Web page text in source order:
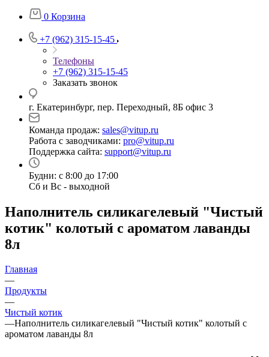
0 Корзина
+7 (962) 315-15-45
Телефоны
+7 (962) 315-15-45
Заказать звонок
г. Екатеринбург, пер. Переходный, 8Б офис 3
Команда продаж: sales@vitup.ru
Работа с заводчиками: pro@vitup.ru
Поддержка сайта: support@vitup.ru
Будни: с 8:00 до 17:00
Сб и Вс - выходной
Наполнитель силикагелевый "Чистый
котик" колотый с ароматом лаванды
8л
Главная
—
Продукты
—
Чистый котик
—Наполнитель силикагелевый "Чистый котик" колотый с
ароматом лаванды 8л